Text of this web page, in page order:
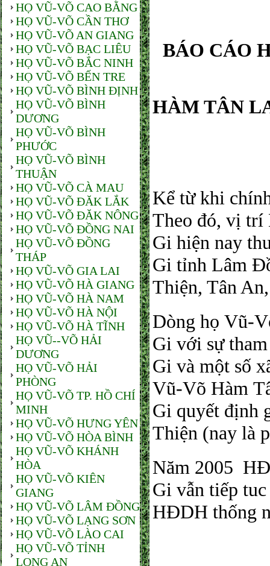
HỌ VŨ-VÕ CAO BẰNG
HỌ VŨ-VÕ CẦN THƠ
HỌ VŨ-VÕ AN GIANG
HỌ VŨ-VÕ BẠC LIÊU
HỌ VŨ-VÕ BẮC NINH
HỌ VŨ-VÕ BẾN TRE
HỌ VŨ-VÕ BÌNH ĐỊNH
HỌ VŨ-VÕ BÌNH
DƯƠNG
HỌ VŨ-VÕ BÌNH
PHƯỚC
HỌ VŨ-VÕ BÌNH
THUẬN
HỌ VŨ-VÕ CÀ MAU
HỌ VŨ-VÕ ĐĂK LẮK
HỌ VŨ-VÕ ĐĂK NÔNG
HỌ VŨ-VÕ ĐỒNG NAI
HỌ VŨ-VÕ ĐỒNG
THÁP
HỌ VŨ-VÕ GIA LAI
HỌ VŨ-VÕ HÀ GIANG
HỌ VŨ-VÕ HÀ NAM
HỌ VŨ-VÕ HÀ NỘI
HỌ VŨ-VÕ HÀ TĨNH
HỌ VŨ--VÕ HẢI
DƯƠNG
HỌ VŨ-VÕ HẢI
PHÒNG
HỌ VŨ-VÕ TP. HỒ CHÍ
MINH
HỌ VŨ-VÕ HƯNG YÊN
HỌ VŨ-VÕ HÒA BÌNH
HỌ VŨ-VÕ KHÁNH
HÒA
HỌ VŨ-VÕ KIÊN
GIANG
HỌ VŨ-VÕ LÂM ĐỒNG
HỌ VŨ-VÕ LẠNG SƠN
HỌ VŨ-VÕ LÀO CAI
HỌ VŨ-VÕ TỈNH
LONG AN
BÁO CÁO
HÀM TÂN
Kể từ khi
Theo đó, vị trí
Gi hiện nay
Gi tỉnh Lâm
Thiện, Tân
Dòng họ Vũ-
Gi với sự
Gi và một số
Vũ-Võ Hàm
Gi quyết định
Thiện (nay là
Năm 2005
Gi vẫn tiếp
HĐDH thống